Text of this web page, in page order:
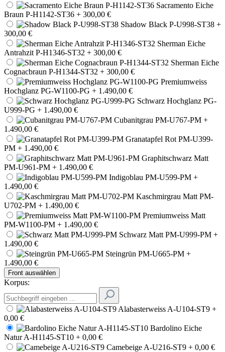
Sacramento Eiche
Braun P-H1142-ST36 + 300,00 €
Shadow Black P-U998-ST38 +
300,00 €
Sherman Eiche
Antrahzit P-H1346-ST32 + 300,00 €
Sherman Eiche
Cognacbraun P-H1344-ST32 + 300,00 €
Premiumweiss
Hochglanz PG-W1100-PG + 1.490,00 €
Schwarz Hochglanz PG-
U999-PG + 1.490,00 €
Cubanitgrau PM-U767-PM +
1.490,00 €
Granatapfel Rot PM-U399-
PM + 1.490,00 €
Graphitschwarz Matt
PM-U961-PM + 1.490,00 €
Indigoblau PM-U599-PM +
1.490,00 €
Kaschmirgrau Matt PM-
U702-PM + 1.490,00 €
Premiumweiss Matt
PM-W1100-PM + 1.490,00 €
Schwarz Matt PM-U999-PM +
1.490,00 €
Steingrün PM-U665-PM +
1.490,00 €
Front auswählen
Korpus:
Alabasterweiss A-U104-ST9 +
0,00 €
Bardolino Eiche
Natur A-H1145-ST10 + 0,00 €
Camebeige A-U216-ST9 + 0,00 €